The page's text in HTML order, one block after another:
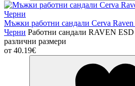
Мъжки работни сандали Cerva
Черни Работни сандали RAVEN
различни размери
от 40.19€